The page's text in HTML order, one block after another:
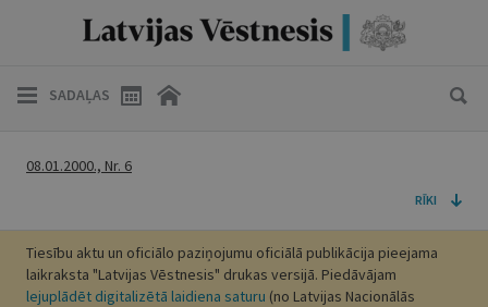
SADAĻAS
08.01.2000., Nr. 6
RĪKI
Tiesību aktu un oficiālo paziņojumu oficiālā publikācija pieejama
laikraksta "Latvijas Vēstnesis" drukas versijā. Piedāvājam
lejuplādēt digitalizētā laidiena saturu (no Latvijas Nacionālās